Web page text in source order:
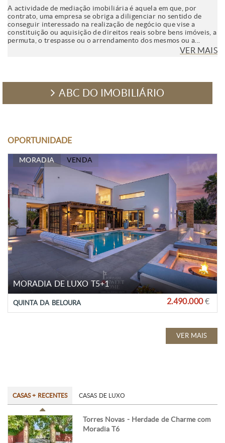
A actividade de mediação imobiliária é aquela em que, por
contrato, uma empresa se obriga a diligenciar no sentido de
conseguir interessado na realização de negócio que vise a
constituição ou aquisição de direitos reais sobre bens imóveis, a
permuta, o trespasse ou o arrendamento dos mesmos ou a...
VER MAIS
ABC DO IMOBILIÁRIO
OPORTUNIDADE
MORADIA VENDA
MORADIA DE LUXO T5+1
QUINTA DA BELOURA 2.490.000€
VER MAIS
CASAS + RECENTES CASAS DE LUXO
Torres Novas - Herdade de Charme com
Moradia T6